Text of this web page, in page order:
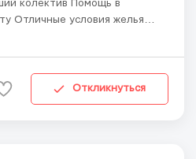
и женщины
граждан Ук...
Откликнуться